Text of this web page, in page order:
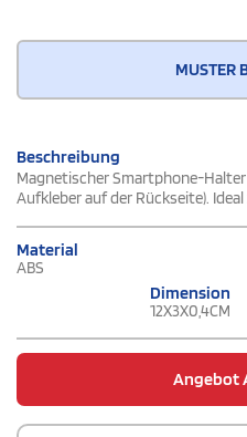
MUSTER
Beschreibung
Magnetischer Smartphone-
Aufkleber auf der Rückseite).
Material
ABS
Dimension
12X3X0,4CM
Angebot